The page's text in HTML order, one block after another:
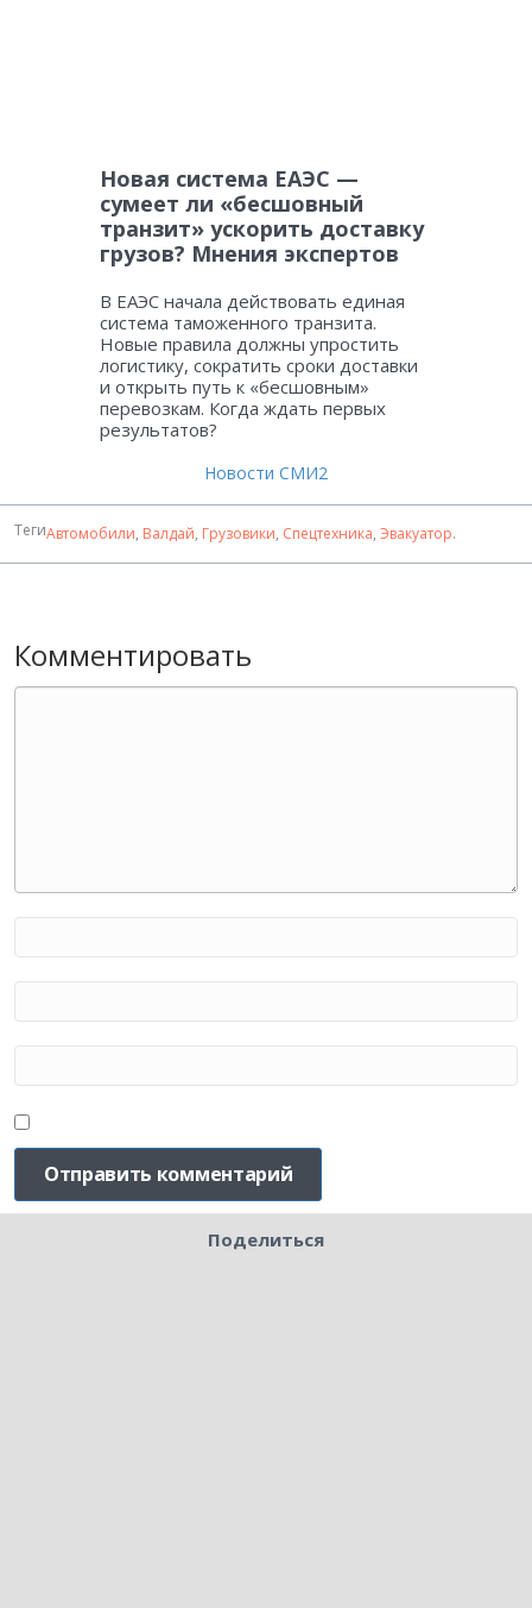
Новая система ЕАЭС —
сумеет ли «бесшовный
транзит» ускорить доставку
грузов? Мнения экспертов
В ЕАЭС начала действовать единая
система таможенного транзита.
Новые правила должны упростить
логистику, сократить сроки доставки
и открыть путь к «бесшовным»
перевозкам. Когда ждать первых
результатов?
Новости СМИ2
ТегиАвтомобили, Валдай, Грузовики, Спецтехника, Эвакуатор.
Комментировать
Поделиться